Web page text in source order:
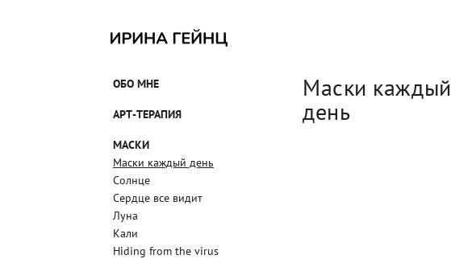
ОБО МНЕ
АРТ-ТЕРАПИЯ
МАСКИ
Маски каждый день
Солнце
Сердце все видит
Луна
Кали
Hiding from the virus
Маски каждый
день